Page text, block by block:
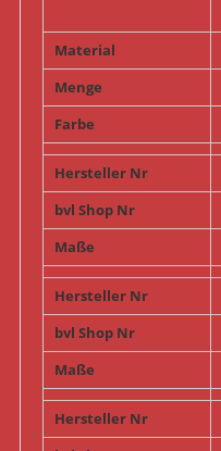
Material
Menge
Farbe
Hersteller Nr
bvl Shop Nr
Maße
Hersteller Nr
bvl Shop Nr
Maße
Hersteller Nr